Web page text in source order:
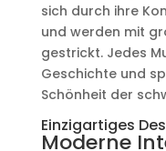
sich durch ihre
und werden mit
gestrickt. Jedes
Geschichte und
Schönheit der
Einzigartiges
Moderne